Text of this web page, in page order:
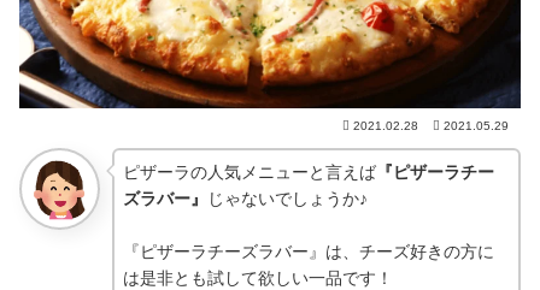
2021.02.28 2021.05.29
ピザーラの人気メニューと言えば『ピザーラチー
ズラバー』
じゃないでしょうか♪
『ピザーラチーズラバー』は、チーズ好きの方に
は是非とも試して欲しい一品です！